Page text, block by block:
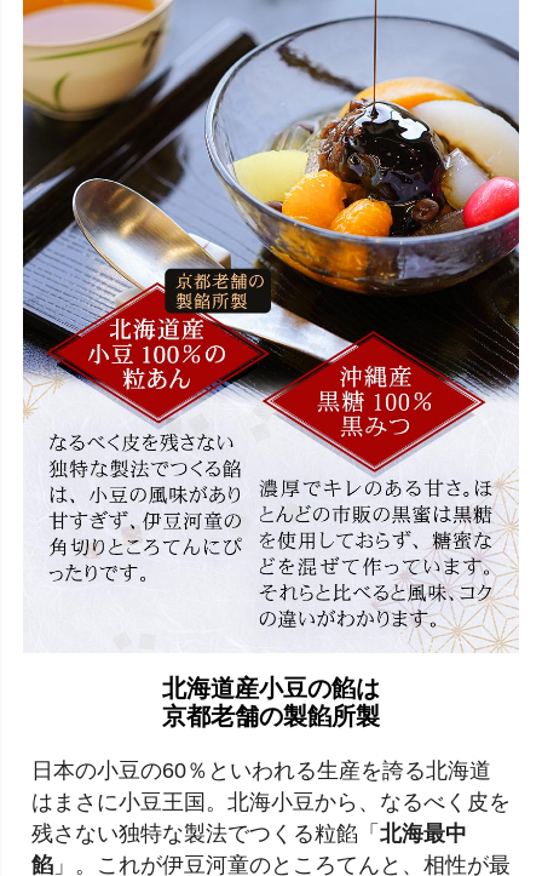
北海道産小豆の餡は
京都老舗の製餡所製
日本の小豆の60％といわれる生産を誇る北海道
はまさに小豆王国。北海小豆から、なるべく皮を
残さない独特な製法でつくる粒餡「 北海最中
餡」。これが伊豆河童のところてんと、相性が最